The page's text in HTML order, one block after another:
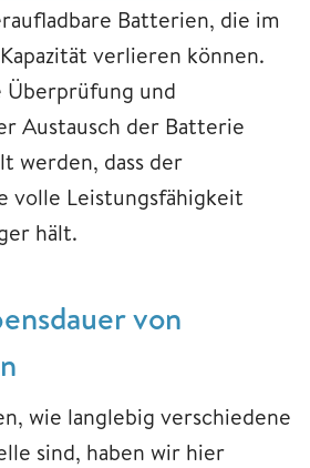
Batterien, die im
verlieren können.
Überprüfung und
Austausch der Batterie
werden, dass der
volle Leistungsfähigkeit
hält.
von
wie langlebig verschiedene
sind, haben wir hier